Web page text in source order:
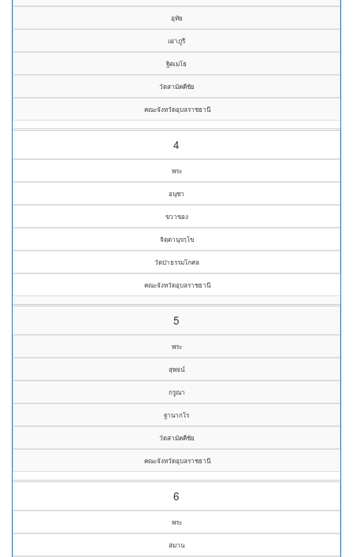
อุทัย
เผ่าภูรี
ฐิตเมโธ
วัดสามัคคีชัย
คณะจังหวัดอุบลราชธานี
4
พระ
อนุชา
ขวาของ
จิตฺตานุรกฺโข
วัดป่าธรรมโกศล
คณะจังหวัดอุบลราชธานี
5
พระ
สุพจน์
กรูณา
ฐานากโร
วัดสามัคคีชัย
คณะจังหวัดอุบลราชธานี
6
พระ
สมาน